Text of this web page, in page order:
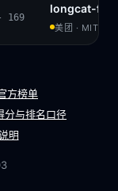
169
longcat-
美团 · MIT
方榜单
分与排名口径
明